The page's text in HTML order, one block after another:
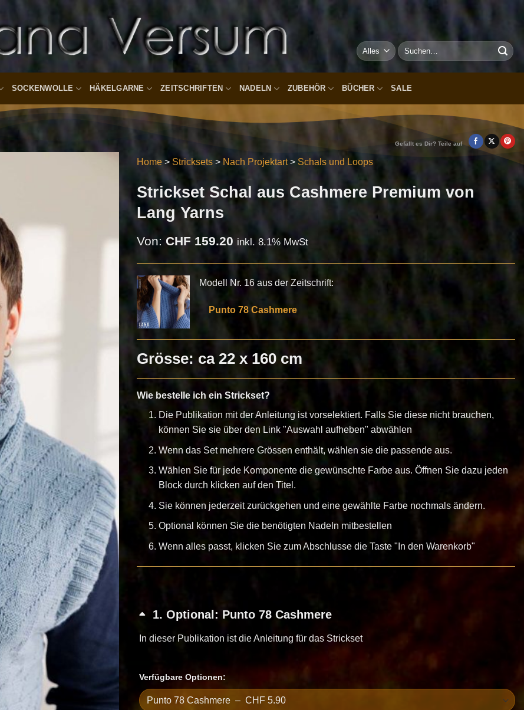
Suchen
nach:
SOCKENWOLLE HÄKELGARNE ZEITSCHRIFTEN NADELN ZUBEHÖR BÜCHER SALE
Gefällt es Dir? Teile auf
Home > Stricksets > Nach Projektart> Schals und Loops
Strickset Schal aus Cashmere Premium von
Lang Yarns
Von: CHF 159.20 inkl. 8.1% MwSt
Modell Nr. 16 aus der Zeitschrift:
Punto 78 Cashmere
Grösse: ca 22 x 160 cm
Wie bestelle ich ein Strickset?
Die Publikation mit der Anleitung ist vorselektiert. Falls Sie diese nicht brauchen,
können Sie sie über den Link "Auswahl aufheben" abwählen
Wenn das Set mehrere Grössen enthält, wählen sie die passende aus.
Wählen Sie für jede Komponente die gewünschte Farbe aus. Öffnen Sie dazu jeden
Block durch klicken auf den Titel.
Sie können jederzeit zurückgehen und eine gewählte Farbe nochmals ändern.
Optional können Sie die benötigten Nadeln mitbestellen
Wenn alles passt, klicken Sie zum Abschlusse die Taste "In den Warenkorb"
1 Optional: Punto 78 Cashmere
In dieser Publikation ist die Anleitung für das Strickset
Verfügbare Optionen: